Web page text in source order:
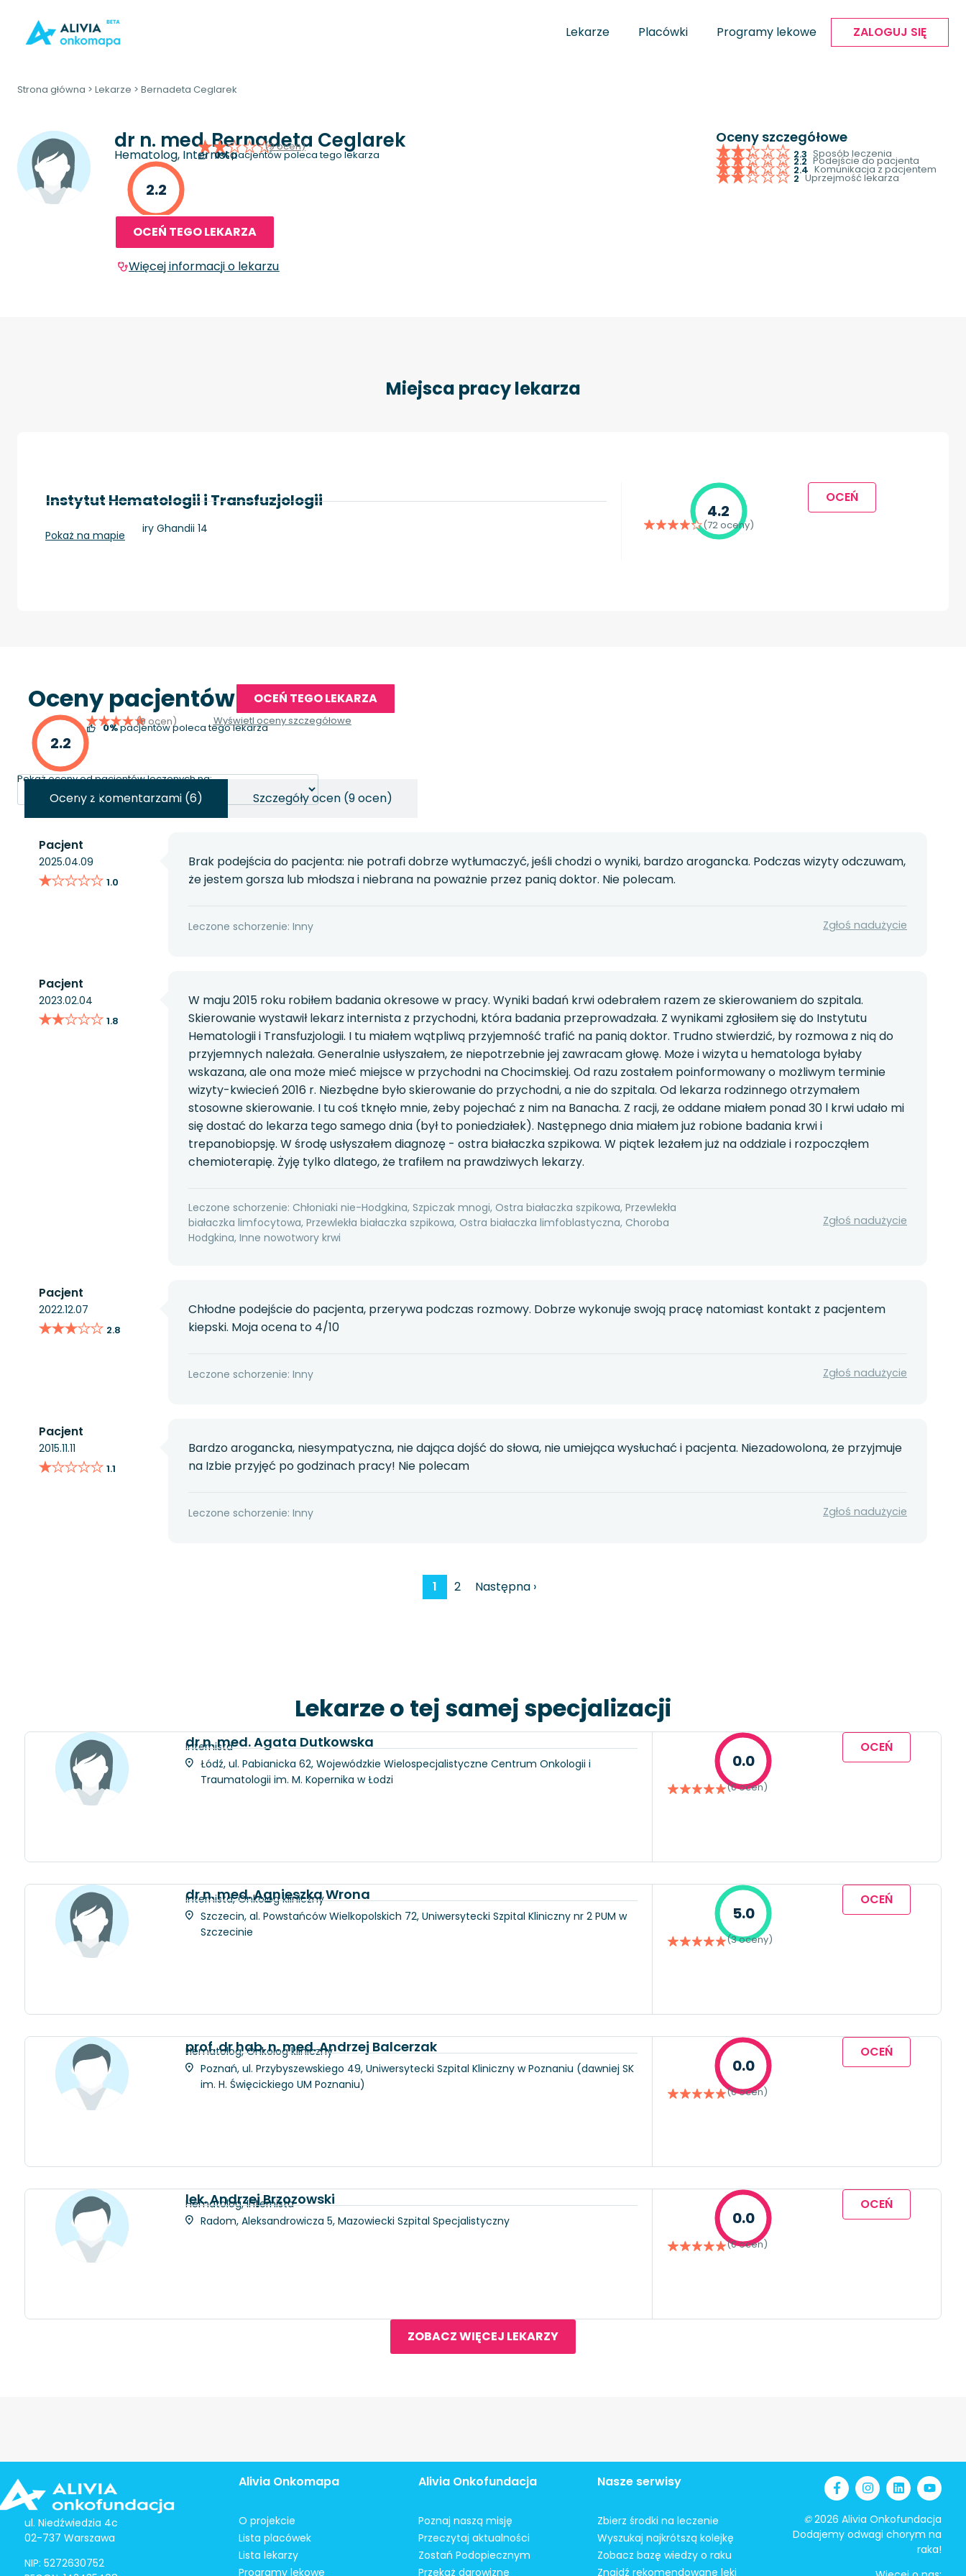
Lekarze Placówki Programy lekowe ZALOGUJ SIĘ
Strona główna > Lekarze > Bernadeta Ceglarek
dr n. med.Bernadeta Ceglarek
Hematolog, Internista
2.2
(9 ocen)
0%pacjentów poleca tego lekarza
OCEŃ TEGO LEKARZA
Więcej informacji o lekarzu
Oceny szczegółowe
2.3 Sposób leczenia
2.2 Podejście do pacjenta
2.4 Komunikacja z pacjentem
2 Uprzejmość lekarza
Miejsca pracy lekarza
Instytut Hematologii i Transfuzjologii
Warszawa, ul. Indiry Ghandii 14
Pokaż na mapie
4.2
(72 oceny)
OCEŃ
Oceny pacjentów OCEŃ TEGO LEKARZA
2.2
(9 ocen)
0%pacjentów poleca tego lekarza
Wyświetl oceny szczegółowe
Pokaż oceny od pacjentów leczonych na:
Oceny z komentarzami (6) Szczegóły ocen (9 ocen)
Pacjent
2025.04.09
★★★★★
★★★★★ 1.0
Brak podejścia do pacjenta: nie potrafi dobrze wytłumaczyć, jeśli chodzi o wyniki, bardzo arogancka. Podczas wizyty odczuwam,
że jestem gorsza lub młodsza i niebrana na poważnie przez panią doktor. Nie polecam.
Leczone schorzenie: Inny Zgłoś nadużycie
Pacjent
2023.02.04
★★★★★
★★★★★ 1.8
W maju 2015 roku robiłem badania okresowe w pracy. Wyniki badań krwi odebrałem razem ze skierowaniem do szpitala.
Skierowanie wystawił lekarz internista z przychodni, która badania przeprowadzała. Z wynikami zgłosiłem się do Instytutu
Hematologii i Transfuzjologii. I tu miałem wątpliwą przyjemność trafić na panią doktor. Trudno stwierdzić, by rozmowa z nią do
przyjemnych należała. Generalnie usłyszałem, że niepotrzebnie jej zawracam głowę. Może i wizyta u hematologa byłaby
wskazana, ale ona może mieć miejsce w przychodni na Chocimskiej. Od razu zostałem poinformowany o możliwym terminie
wizyty-kwiecień 2016 r. Niezbędne było skierowanie do przychodni, a nie do szpitala. Od lekarza rodzinnego otrzymałem
stosowne skierowanie. I tu coś tknęło mnie, żeby pojechać z nim na Banacha. Z racji, że oddane miałem ponad 30 l krwi udało mi
się dostać do lekarza tego samego dnia (był to poniedziałek). Następnego dnia miałem już robione badania krwi i
trepanobiopsję. W środę usłyszałem diagnozę - ostra białaczka szpikowa. W piątek leżałem już na oddziale i rozpocząłem
chemioterapię. Żyję tylko dlatego, że trafiłem na prawdziwych lekarzy.
Leczone schorzenie: Chłoniaki nie-Hodgkina, Szpiczak mnogi, Ostra białaczka szpikowa, Przewlekła
białaczka limfocytowa, Przewlekła białaczka szpikowa, Ostra białaczka limfoblastyczna, Choroba
Hodgkina, Inne nowotwory krwi
Zgłoś nadużycie
Pacjent
2022.12.07
★★★★★
★★★★★ 2.8
Chłodne podejście do pacjenta, przerywa podczas rozmowy. Dobrze wykonuje swoją pracę natomiast kontakt z pacjentem
kiepski. Moja ocena to 4/10
Leczone schorzenie: Inny Zgłoś nadużycie
Pacjent
2015.11.11
★★★★★
★★★★★ 1.1
Bardzo arogancka, niesympatyczna, nie dająca dojść do słowa, nie umiejąca wysłuchać i pacjenta. Niezadowolona, że przyjmuje
na Izbie przyjęć po godzinach pracy! Nie polecam
Leczone schorzenie: Inny Zgłoś nadużycie
1 2 Następna ›
Lekarze o tej samej specjalizacji
dr n. med. Agata Dutkowska
Internista
Łódź, ul. Pabianicka 62, Wojewódzkie Wielospecjalistyczne Centrum Onkologii i
Traumatologii im. M. Kopernika w Łodzi
0.0
(0 ocen)
OCEŃ
dr n. med. Agnieszka Wrona
Internista, Onkolog kliniczny
Szczecin, al. Powstańców Wielkopolskich 72, Uniwersytecki Szpital Kliniczny nr 2 PUM w
Szczecinie
5.0
(3 oceny)
OCEŃ
prof. dr hab. n. med. Andrzej Balcerzak
Hematolog, Onkolog kliniczny
Poznań, ul. Przybyszewskiego 49, Uniwersytecki Szpital Kliniczny w Poznaniu (dawniej SK
im. H. Święcickiego UM Poznaniu)
0.0
(0 ocen)
OCEŃ
lek. Andrzej Brzozowski
Hematolog, Internista
Radom, Aleksandrowicza 5, Mazowiecki Szpital Specjalistyczny
0.0
(0 ocen)
OCEŃ
ZOBACZ WIĘCEJ LEKARZY
ul. Niedźwiedzia 4c
02-737 Warszawa
NIP: 5272630752
Alivia Onkomapa
O projekcie
Lista placówek
Lista lekarzy
Programy lekowe
Alivia Onkofundacja
Poznaj naszą misję
Przeczytaj aktualności
Zostań Podopiecznym
Przekaż darowiznę
Nasze serwisy
Zbierz środki na leczenie
Wyszukaj najkrótszą kolejkę
Zobacz bazę wiedzy o raku
Znajdź rekomendowane leki
©2026 Alivia Onkofundacja
Dodajemy odwagi chorym na
raka!